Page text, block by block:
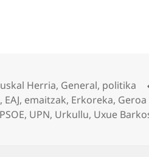
Herria, General, politika
, EAJ, emaitzak, Erkoreka, Geroa
PSOE, UPN, Urkullu, Uxue